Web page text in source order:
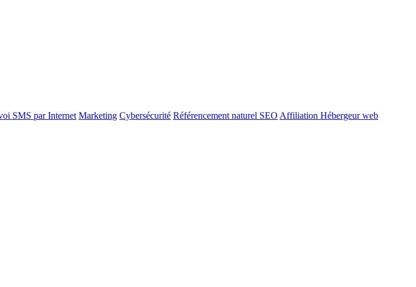
SMS par Internet Marketing Cybersécurité Référencement naturel SEO Affiliation Hébergeur web